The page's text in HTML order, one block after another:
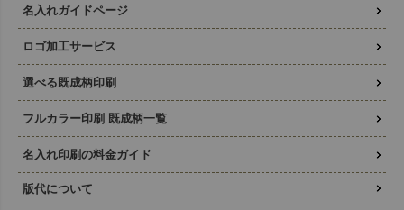
名入れガイドページ
ロゴ加工サービス
選べる既成柄印刷
フルカラー印刷 既成柄一覧
名入れ印刷の料金ガイド
版代について